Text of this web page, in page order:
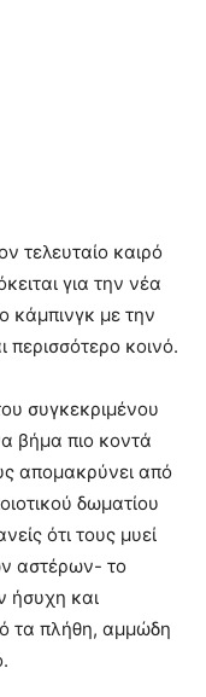
τελευταίο καιρό
για την νέα
κάμπινγκ με την
περισσότερο κοινό.
συγκεκριμένου
βήμα πιο κοντά
απομακρύνει από
δωματίου
ότι τους μυεί
αστέρων- το
ήσυχη και
τα πλήθη, αμμώδη